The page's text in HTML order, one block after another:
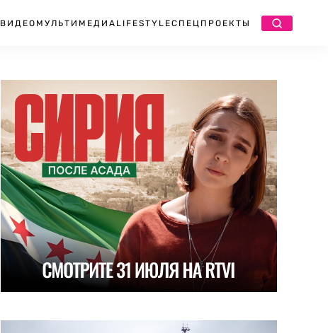
ВИДЕО МУЛЬТИМЕДИА LIFESTYLEСПЕЦПРОЕКТЫ